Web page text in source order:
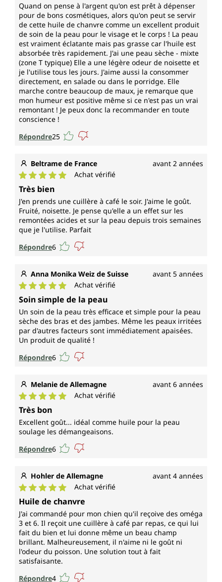
Quand on pense à l'argent qu'on est prêt à dépenser
pour de bons cosmétiques, alors qu'on peut se servir
de cette huile de chanvre comme un excellent produit
de soin de la peau pour le visage et le corps ! La peau
est vraiment éclatante mais pas grasse car l'huile est
absorbée très rapidement. J'ai une peau sèche - mixte
(zone T typique) Elle a une légère odeur de noisette et
je l'utilise tous les jours. J'aime aussi la consommer
directement, en salade ou dans le porridge. Elle
marche contre beaucoup de maux, je remarque que
mon humeur est positive même si ce n'est pas un vrai
remontant ! Je peux donc la recommander en toute
conscience !
Répondre25
Beltrame de France avant 2 années
Note moyenne de 5 sur 5 étoiles
Achat vérifié
Très bien
J'en prends une cuillère à café le soir. J'aime le goût.
Fruité, noisette. Je pense qu'elle a un effet sur les
remontées acides et sur la peau depuis trois semaines
que je l'utilise. Parfait
Répondre6
Anna Monika Weiz de Suisse avant 5 années
Note moyenne de 5 sur 5 étoiles
Achat vérifié
Soin simple de la peau
Un soin de la peau très efficace et simple pour la peau
sèche des bras et des jambes. Même les peaux irritées
par d'autres facteurs sont immédiatement apaisées.
Un produit de qualité !
Répondre6
Melanie de Allemagne avant 6 années
Note moyenne de 5 sur 5 étoiles
Achat vérifié
Très bon
Excellent goût... idéal comme huile pour la peau
soulage les démangeaisons.
Répondre6
Hohler de Allemagne avant 4 années
Note moyenne de 5 sur 5 étoiles
Achat vérifié
Huile de chanvre
J'ai commandé pour mon chien qu'il reçoive des oméga
3 et 6. Il reçoit une cuillère à café par repas, ce qui lui
fait du bien et lui donne même un beau champ
brillant. Malheureusement, il n'aime ni le goût ni
l'odeur du poisson. Une solution tout à fait
satisfaisante.
Répondre4